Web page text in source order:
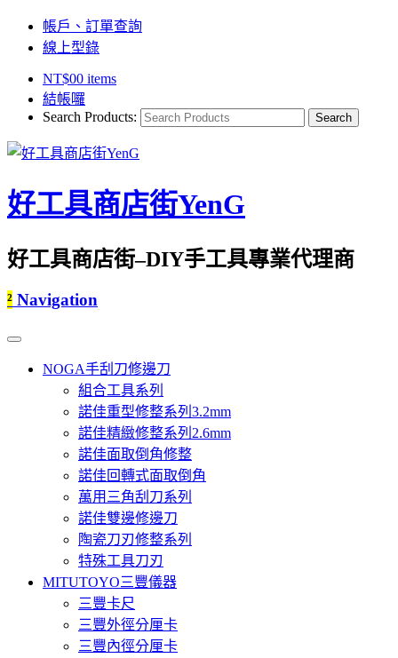
帳戶、訂單查詢
線上型錄
NT$00 items
結帳囉
Search Products:
好工具商店街YenG
好工具商店街–DIY手工具專業代理商
² Navigation
NOGA手刮刀修邊刀
組合工具系列
諾佳重型修整系列3.2mm
諾佳精緻修整系列2.6mm
諾佳面取倒角修整
諾佳回轉式面取倒角
萬用三角刮刀系列
諾佳雙邊修邊刀
陶瓷刀刃修整系列
特殊工具刀刃
MITUTOYO三豐儀器
三豐卡尺
三豐外徑分厘卡
三豐內徑分厘卡